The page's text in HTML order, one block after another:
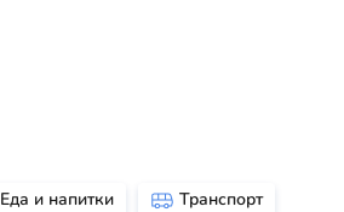
Еда и напитки Транспорт